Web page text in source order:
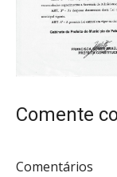
Comente
Comentários